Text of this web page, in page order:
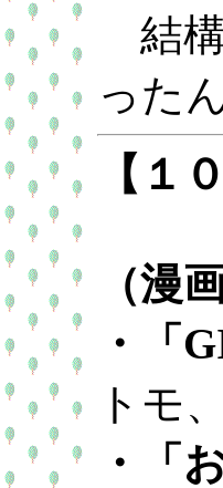
結構
った
【１
（漫
・「
トモ
・「